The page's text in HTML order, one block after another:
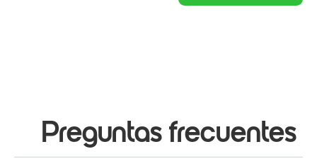
Preguntas frecuentes